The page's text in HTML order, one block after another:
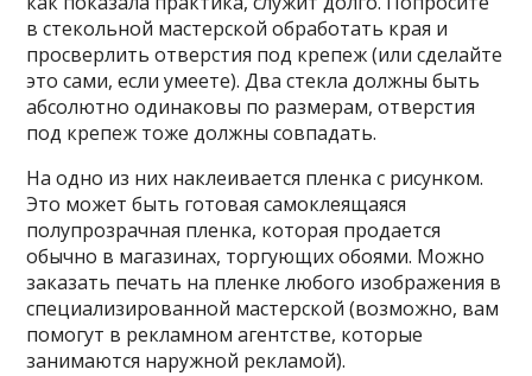
в стекольной мастерской обработать края и
просверлить отверстия под крепеж (или сделайте
это сами, если умеете). Два стекла должны быть
абсолютно одинаковы по размерам, отверстия
под крепеж тоже должны совпадать.
На одно из них наклеивается пленка с рисунком.
Это может быть готовая самоклеящаяся
полупрозрачная пленка, которая продается
обычно в магазинах, торгующих обоями. Можно
заказать печать на пленке любого изображения в
специализированной мастерской (возможно, вам
помогут в рекламном агентстве, которые
занимаются наружной рекламой).